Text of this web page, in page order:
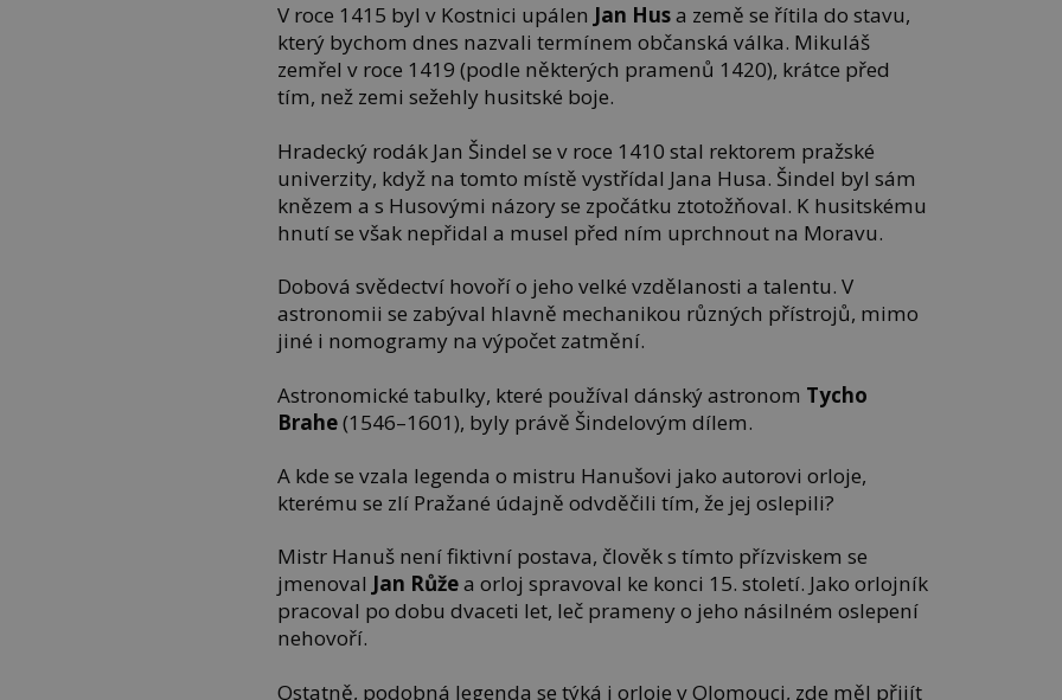
V roce 1415 byl v Kostnici upálen Jan Husa země se řítila do stavu,
který bychom dnes nazvali termínem občanská válka. Mikuláš
zemřel v roce 1419 (podle některých pramenů 1420), krátce před
tím, než zemi sežehly husitské boje.
Hradecký rodák Jan Šindel se v roce 1410 stal rektorem pražské
univerzity, když na tomto místě vystřídal Jana Husa. Šindel byl sám
knězem a s Husovými názory se zpočátku ztotožňoval. K husitskému
hnutí se však nepřidal a musel před ním uprchnout na Moravu.
Dobová svědectví hovoří o jeho velké vzdělanosti a talentu. V
astronomii se zabýval hlavně mechanikou různých přístrojů, mimo
jiné i nomogramy na výpočet zatmění.
Astronomické tabulky, které používal dánský astronom Tycho
Brahe(1546–1601), byly právě Šindelovým dílem.
A kde se vzala legenda o mistru Hanušovi jako autorovi orloje,
kterému se zlí Pražané údajně odvděčili tím, že jej oslepili?
Mistr Hanuš není fiktivní postava, člověk s tímto přízviskem se
jmenoval Jan Růžea orloj spravoval ke konci 15. století. Jako orlojník
pracoval po dobu dvaceti let, leč prameny o jeho násilném oslepení
nehovoří.
Ostatně, podobná legenda se týká i orloje v Olomouci, zde měl přijít